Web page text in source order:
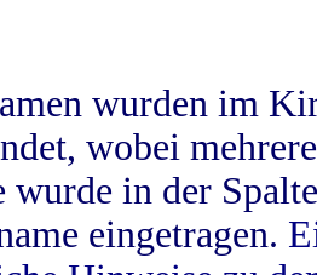
wurden im
wobei
wurde in der
eingetragen.